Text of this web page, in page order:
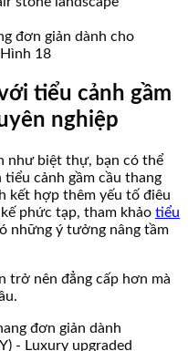
đơn giản dành cho
18
tiểu cảnh gầm
nghiệp
như biệt thự, bạn có thể
tiểu cảnh gầm cầu thang
kết hợp thêm yếu tố điêu
phức tạp, tham khảo tiểu
những ý tưởng nâng tầm
trở nên đẳng cấp hơn mà